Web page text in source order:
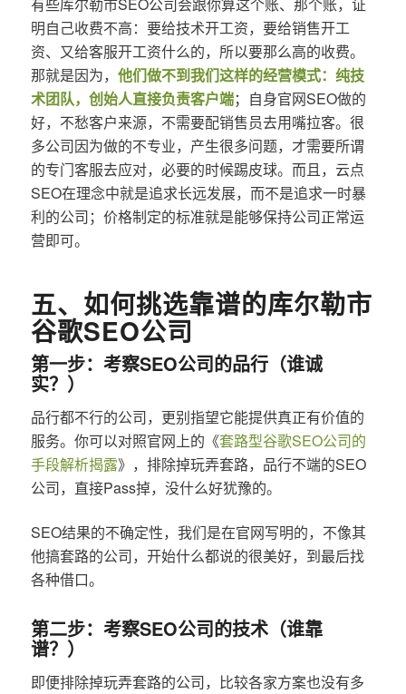
明自己收费不高：要给技术开工资，要给销售开工
资、又给客服开工资什么的，所以要那么高的收费。
那就是因为， 他们做不到我们这样的经营模式：纯技
术团队，创始人直接负责客户端；自身官网SEO做的
好，不愁客户来源，不需要配销售员去用嘴拉客。很
多公司因为做的不专业，产生很多问题，才需要所谓
的专门客服去应对，必要的时候踢皮球。而且，云点
SEO在理念中就是追求长远发展，而不是追求一时暴
利的公司；价格制定的标准就是能够保持公司正常运
营即可。
五、如何挑选靠谱的库尔勒市
谷歌SEO公司
第一步：考察SEO公司的品行（谁诚
实？）
品行都不行的公司，更别指望它能提供真正有价值的
服务。你可以对照官网上的《套路型谷歌SEO公司的
手段解析揭露》，排除掉玩弄套路，品行不端的SEO
公司，直接Pass掉，没什么好犹豫的。
SEO结果的不确定性，我们是在官网写明的，不像其
他搞套路的公司，开始什么都说的很美好，到最后找
各种借口。
第二步：考察SEO公司的技术（谁靠
谱？）
即便排除掉玩弄套路的公司，比较各家方案也没有多